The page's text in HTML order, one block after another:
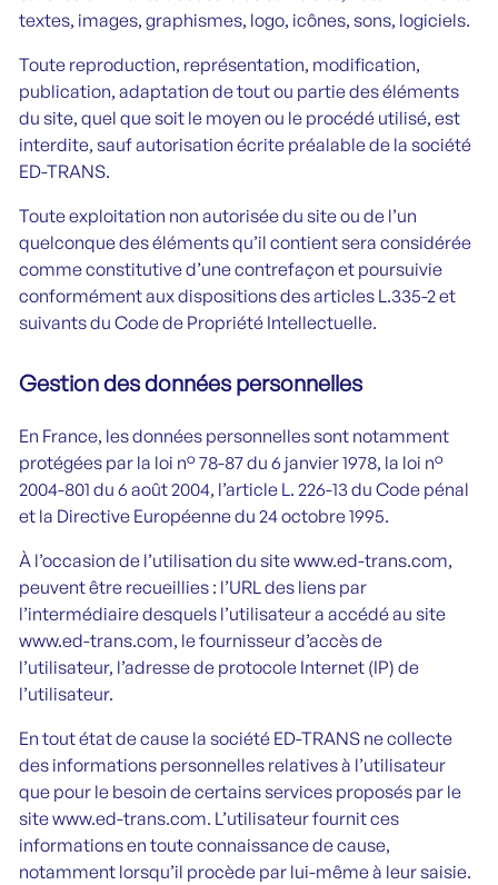
textes, images, graphismes, logo, icônes, sons, logiciels.
Toute reproduction, représentation, modification,
publication, adaptation de tout ou partie des éléments
du site, quel que soit le moyen ou le procédé utilisé, est
interdite, sauf autorisation écrite préalable de la société
ED-TRANS.
Toute exploitation non autorisée du site ou de l’un
quelconque des éléments qu’il contient sera considérée
comme constitutive d’une contrefaçon et poursuivie
conformément aux dispositions des articles L.335-2 et
suivants du Code de Propriété Intellectuelle.
Gestion des données personnelles
En France, les données personnelles sont notamment
protégées par la loi n° 78-87 du 6 janvier 1978, la loi n°
2004-801 du 6 août 2004, l’article L. 226-13 du Code pénal
et la Directive Européenne du 24 octobre 1995.
À l’occasion de l’utilisation du site www.ed-trans.com,
peuvent être recueillies : l’URL des liens par
l’intermédiaire desquels l’utilisateur a accédé au site
www.ed-trans.com, le fournisseur d’accès de
l’utilisateur, l’adresse de protocole Internet (IP) de
l’utilisateur.
En tout état de cause la société ED-TRANS ne collecte
des informations personnelles relatives à l’utilisateur
que pour le besoin de certains services proposés par le
site www.ed-trans.com. L’utilisateur fournit ces
informations en toute connaissance de cause,
notamment lorsqu’il procède par lui-même à leur saisie.